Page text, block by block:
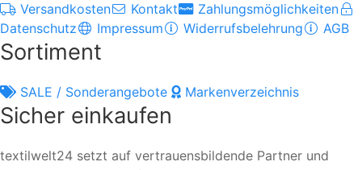
Versandkosten Kontakt
Zahlungsmöglichkeiten
Datenschutz
Impressum Widerrufsbelehrung AGB
Sortiment
SALE / Sonderangebote Markenverzeichnis
Sicher einkaufen
textilwelt24 setzt auf vertrauensbildende Partner und